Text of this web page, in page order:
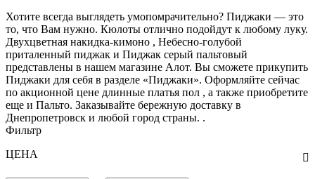
Хотите всегда выглядеть умопомрачительно? Пиджаки — это
то, что Вам нужно. Кюлоты отлично подойдут к любому луку.
Двухцветная накидка-кимоно , Небесно-голубой
приталенный пиджак и Пиджак серый пальтовый
представлены в нашем магазине Алот. Вы сможете прикупить
Пиджаки для себя в разделе «Пиджаки». Оформляйте сейчас
по акционной цене длинные платья пол , а также приобретите
еще и Пальто. Заказывайте бережную доставку в
Днепропетровск и любой город страны. .
Фильтр
ЦЕНА